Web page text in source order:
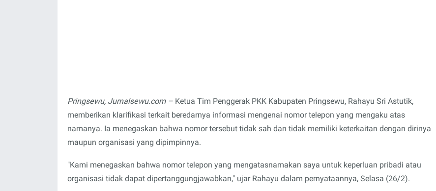
Pringsewu, Jurnalsewu.com – Ketua Tim Penggerak PKK Kabupaten Pringsewu, Rahayu Sri Astutik,
memberikan klarifikasi terkait beredarnya informasi mengenai nomor telepon yang mengaku atas
namanya. Ia menegaskan bahwa nomor tersebut tidak sah dan tidak memiliki keterkaitan dengan dirinya
maupun organisasi yang dipimpinnya.
"Kami menegaskan bahwa nomor telepon yang mengatasnamakan saya untuk keperluan pribadi atau
organisasi tidak dapat dipertanggungjawabkan," ujar Rahayu dalam pernyataannya, Selasa (26/2).